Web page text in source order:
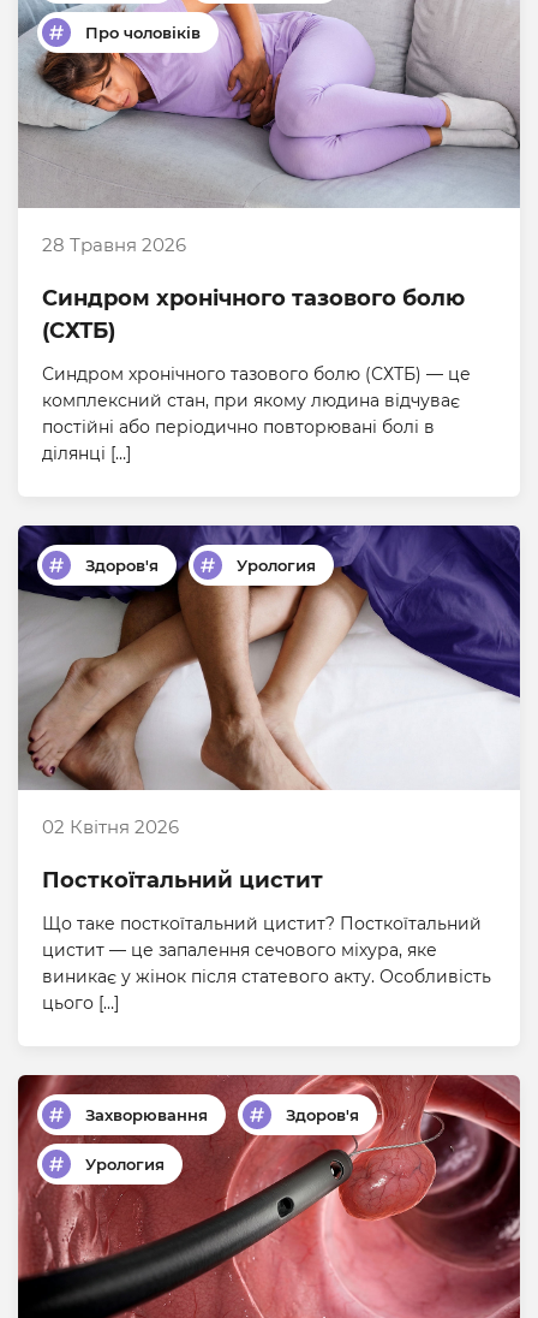
Про чоловіків
28 Травня 2026
Синдром хронічного тазового болю
(СХТБ)
Синдром хронічного тазового болю (СХТБ) — це
комплексний стан, при якому людина відчуває
постійні або періодично повторювані болі в
ділянці […]
Здоров'я Урология
02 Квітня 2026
Посткоїтальний цистит
Що таке посткоїтальний цистит? Посткоїтальний
цистит — це запалення сечового міхура, яке
виникає у жінок після статевого акту. Особливість
цього […]
Захворювання Здоров'я
Урология